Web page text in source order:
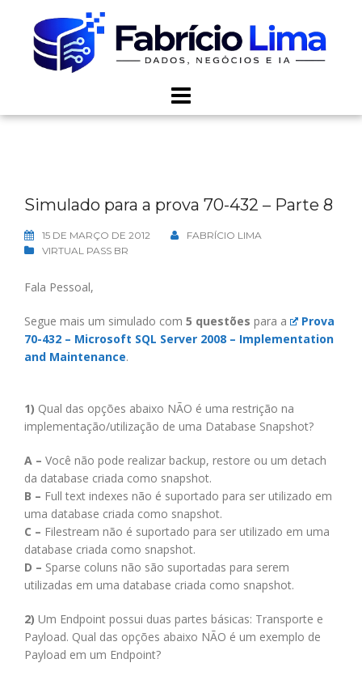
content
Simulado para a prova 70-432 – Parte 8
15 DE MARÇO DE 2012
FABRÍCIO LIMA
VIRTUAL PASS BR
Fala Pessoal,
Segue mais um simulado com 5 questões para a
Prova
70-432 – Microsoft SQL Server 2008 – Implementation
and Maintenance.
1) Qual das opções abaixo NÃO é uma restrição na
implementação/utilização de uma Database Snapshot?
A – Você não pode realizar backup, restore ou um detach
da database criada como snapshot.
B – Full text indexes não é suportado para ser utilizado em
uma database criada como snapshot.
C – Filestream não é suportado para ser utilizado em uma
database criada como snapshot.
D – Sparse coluns não são suportadas para serem
utilizadas em uma database criada como snapshot.
2) Um Endpoint possui duas partes básicas: Transporte e
Payload. Qual das opções abaixo NÃO é um exemplo de
Payload em um Endpoint?